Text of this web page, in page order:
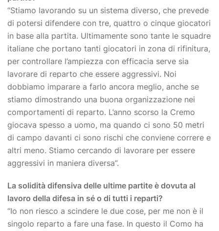
“Stiamo lavorando su un sistema diverso, che prevede
di potersi difendere con tre, quattro o cinque giocatori
in base alla partita. Ultimamente sono tante le squadre
italiane che portano tanti giocatori in zona di rifinitura,
per controllare l’ampiezza con efficacia serve sia
lavorare di reparto che essere aggressivi. Noi
dobbiamo imparare a farlo ancora meglio, anche se
stiamo dimostrando una buona organizzazione nei
comportamenti di reparto. L’anno scorso la Cremo
giocava spesso a uomo, ma quando ci sono 50 metri
di campo davanti ci sono rischi che conviene correre e
altri meno. Stiamo cercando di lavorare per essere
aggressivi in maniera diversa”.
La solidità difensiva delle ultime partite è dovuta al
lavoro della difesa in sé o di tutti i reparti?
“Io non riesco a scindere le due cose, per me non è il
singolo reparto a fare una fase. In questo il Como ha